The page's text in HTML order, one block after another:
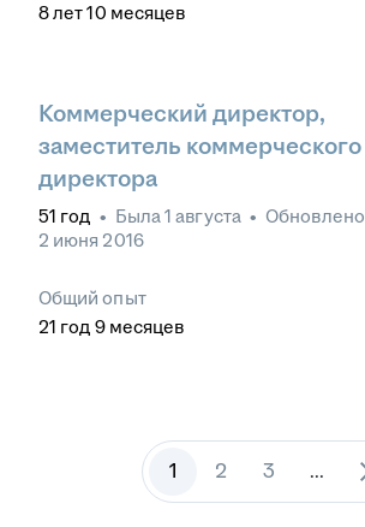
8лет 10 месяцев
Коммерческий директор,
заместитель коммерческого
директора
51 год • Была1 августа • Обновлено
2 июня 2016
Общий опыт
21 год 9 месяцев
1 2 3 ...